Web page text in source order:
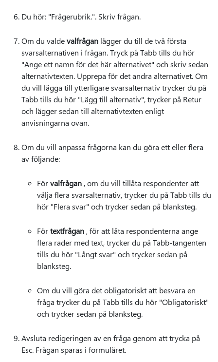
Du hör: "Frågerubrik.". Skriv frågan.
Om du valdevalfrågan lägger du till de två första
svarsalternativen i frågan. Tryck på Tabb tills du hör
"Ange ett namn för det här alternativet" och skriv sedan
alternativtexten. Upprepa för det andra alternativet. Om
du vill lägga till ytterligare svarsalternativ trycker du på
Tabb tills du hör "Lägg till alternativ", trycker på Retur
och lägger sedan till alternativtexten enligt
anvisningarna ovan.
Om du vill anpassa frågorna kan du göra ett eller flera
av följande:
Förvalfrågan , om du vill tillåta respondenter att
välja flera svarsalternativ, trycker du på Tabb tills du
hör "Flera svar" och trycker sedan på blanksteg.
Förtextfrågan , för att låta respondenterna ange
flera rader med text, trycker du på Tabb-tangenten
tills du hör "Långt svar" och trycker sedan på
blanksteg.
Om du vill göra det obligatoriskt att besvara en
fråga trycker du på Tabb tills du hör "Obligatoriskt"
och trycker sedan på blanksteg.
Avsluta redigeringen av en fråga genom att trycka på
Esc. Frågan sparas i formuläret.